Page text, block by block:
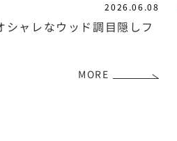
2026.06.08
シャレなウッド調目隠しフ
MORE